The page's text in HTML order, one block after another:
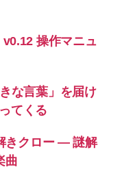
操作マニュ
な言葉」を届け
てくる
きクロー — 謎解
曲